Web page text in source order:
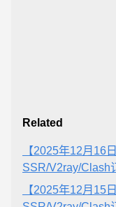
Related
【2025年12月16
SSR/V2ray/Clash
【2025年12月15